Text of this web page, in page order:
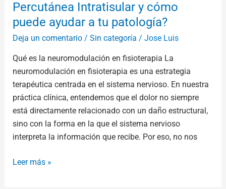
Percutánea Intratisular y cómo
puede ayudar a tu patología?
Deja un comentario / Sin categoría / Jose Luis
Qué es la neuromodulación en fisioterapia La
neuromodulación en fisioterapia es una estrategia
terapéutica centrada en el sistema nervioso. En nuestra
práctica clínica, entendemos que el dolor no siempre
está directamente relacionado con un daño estructural,
sino con la forma en la que el sistema nervioso
interpreta la información que recibe. Por eso, no nos
Leer más »